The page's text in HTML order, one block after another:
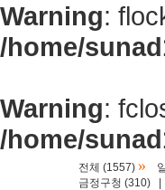
Warning:
/home/
Warning:
/home/
전체 (1557) »
금정구청 (310)